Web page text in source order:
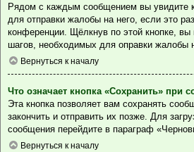
Рядом с каждым сообщением вы увидите
для отправки жалобы на него, если это
конференции. Щёлкнув по этой кнопке, вы
шагов, необходимых для оправки жалобы
Вернуться к началу
Что означает кнопка «Сохранить» при
Эта кнопка позволяет вам сохранять
закончить и отправить их позже. Для
сообщения перейдите в параграф
Вернуться к началу